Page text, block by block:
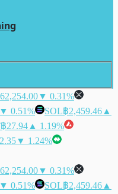
▼ 0.31%
▼ 0.51% SOL฿2,459.46 ▲
฿27.94 ▲ 1.19%
▼ 1.24%
▼ 0.31%
▼ 0.51% SOL฿2,459.46 ▲